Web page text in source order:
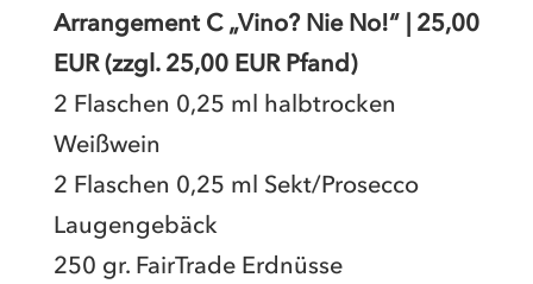
Arrangement C „Vino? Nie No!“ | 25,00
EUR (zzgl. 25,00 EUR Pfand)
2 Flaschen 0,25 ml halbtrocken
Weißwein
2 Flaschen 0,25 ml Sekt/Prosecco
Laugengebäck
250 gr. FairTrade Erdnüsse